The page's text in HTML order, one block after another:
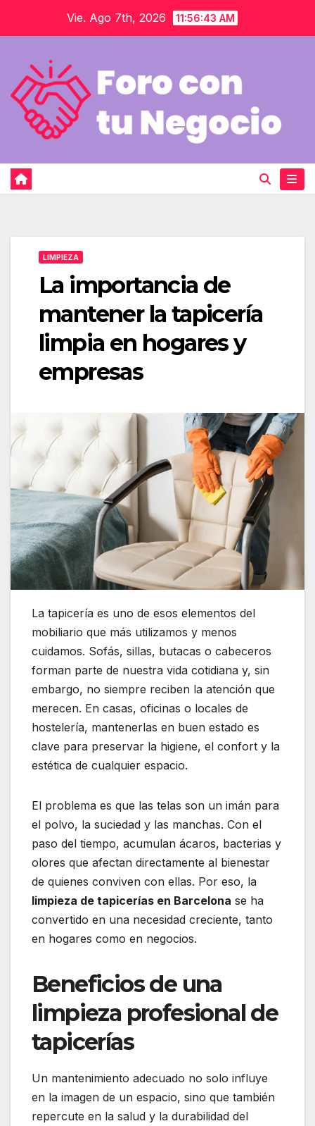
Vie. Ago 7th, 2026 11:56:43 AM
LIMPIEZA
La importancia de
mantener la tapicería
limpia en hogares y
empresas
La tapicería es uno de esos elementos del
mobiliario que más utilizamos y menos
cuidamos. Sofás, sillas, butacas o cabeceros
forman parte de nuestra vida cotidiana y, sin
embargo, no siempre reciben la atención que
merecen. En casas, oficinas o locales de
hostelería, mantenerlas en buen estado es
clave para preservar la higiene, el confort y la
estética de cualquier espacio.
El problema es que las telas son un imán para
el polvo, la suciedad y las manchas. Con el
paso del tiempo, acumulan ácaros, bacterias y
olores que afectan directamente al bienestar
de quienes conviven con ellas. Por eso, la
limpieza de tapicerías en Barcelona se ha
convertido en una necesidad creciente, tanto
en hogares como en negocios.
Beneficios de una
limpieza profesional de
tapicerías
Un mantenimiento adecuado no solo influye
en la imagen de un espacio, sino que también
repercute en la salud y la durabilidad del